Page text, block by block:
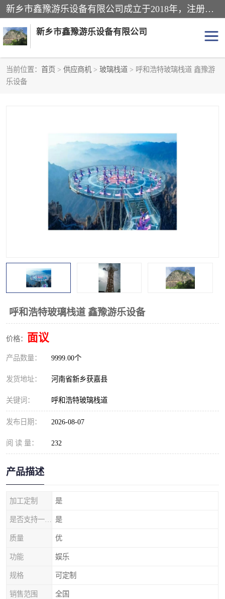
新乡市鑫豫游乐设备有限公司成立于2018年，注册地位于河南省。经营范围包括游乐设备、滑索、滑道、空中自行车、吊桥、拓展器材、攀岩器材、趣桥、悬崖秋千、网红桥、儿童乐园设备、水上乐园设备、丛林穿越设备、音乐呐喊设备、轨道滑车、栈道、玻璃滑道、观景平台、景观包装的设计、制造、销售、安装、维修，景区策划服务。
新乡市鑫豫游乐设备有限公司
当前位置： 首页 > 供应商机 > 玻璃栈道 > 呼和浩特玻璃栈道 鑫豫游
乐设备
呼和浩特玻璃栈道 鑫豫游乐设备
价格： 面议
产品数量： 9999.00个
发货地址： 河南省新乡获嘉县
关键词： 呼和浩特玻璃栈道
发布日期： 2026-08-07
阅 读 量： 232
产品描述
加工定制 是
是
质量 优
功能 娱乐
规格 可定制
销售范围 全国
游乐设备
水上乐园设备
攀岩器材
空中自行车
玻璃滑道
音乐呐喊设备
玻璃栈道